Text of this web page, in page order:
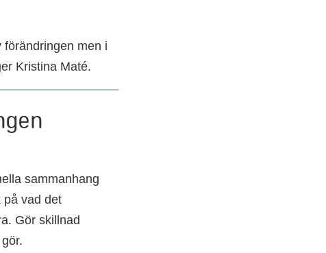
men i
Kristina Maté.
sammanhang
på vad det
Gör skillnad